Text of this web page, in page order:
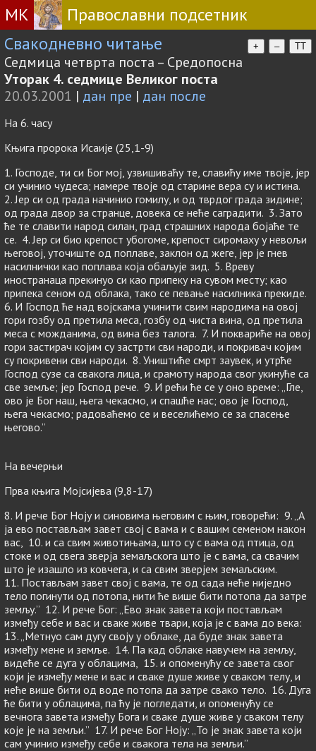
МК
Православни подсетник
Свакодневно читање
+ – TT
Седмица четврта поста – Средопосна
Уторак 4. седмице Великог поста
20.03.2001 | дан пре | дан после
На 6. часу
Књига пророка Исаије (25,1-9)
1. Господе, ти си Бог мој, узвишиваћу те, славићу име твоје, јер
си учинио чудеса; намере твоје од старине вера су и истина.
2. Јер си од града начинио гомилу, и од тврдог града зидине;
од града двор за странце, довека се неће саградити. 3. Зато
ће те славити народ силан, град страшних народа бојаће те
се. 4. Јер си био крепост убогоме, крепост сиромаху у невољи
његовој, уточиште од поплаве, заклон од жеге, јер је гнев
насилнички као поплава која обаљује зид. 5. Вреву
иностранаца прекинуо си као припеку на сувом месту; као
припека сеном од облака, тако се певање насилника прекиде.
6. И Господ ће над војскама учинити свим народима на овој
гори гозбу од претила меса, гозбу од чиста вина, од претила
меса с можданима, од вина без талога. 7. И поквариће на овој
гори застирач којим су застрти сви народи, и покривач којим
су покривени сви народи. 8. Уништиће смрт заувек, и утрће
Господ сузе са свакога лица, и срамоту народа свог укинуће са
све земље; јер Господ рече. 9. И рећи ће се у оно време: „Гле,
ово је Бог наш, њега чекасмо, и спашће нас; ово је Господ,
њега чекасмо; радоваћемо се и веселићемо се за спасење
његово.”
На вечерњи
Прва књига Мојсијева (9,8-17)
8. И рече Бог Ноју и синовима његовим с њим, говорећи: 9. „А
ја ево постављам завет свој с вама и с вашим семеном након
вас, 10. и са свим животињама, што су с вама од птица, од
стоке и од свега зверја земаљскога што је с вама, са свачим
што је изашло из ковчега, и са свим зверјем земаљским.
11. Постављам завет свој с вама, те од сада неће ниједно
тело погинути од потопа, нити ће више бити потопа да затре
земљу.” 12. И рече Бог: „Ево знак завета који постављам
између себе и вас и сваке живе твари, која је с вама до века:
13. „Метнуо сам дугу своју у облаке, да буде знак завета
између мене и земље. 14. Па кад облаке навучем на земљу,
видеће се дуга у облацима, 15. и опоменућу се завета свог
који је између мене и вас и сваке душе живе у сваком телу, и
неће више бити од воде потопа да затре свако тело. 16. Дуга
ће бити у облацима, па ћу је погледати, и опоменућу се
вечнога завета између Бога и сваке душе живе у сваком телу
које је на земљи.” 17. И рече Бог Ноју: „То је знак завета који
сам учинио између себе и свакога тела на земљи.”